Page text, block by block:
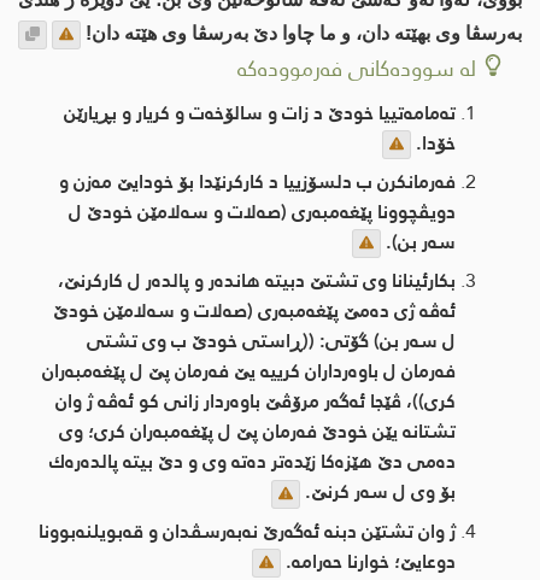
به‌رسڤا وی بهێته‌ دان، و ما چاوا دێ به‌رسڤا وی هێته‌ دان!
لە سوودەکانی فەرموودەکە
ته‌مامه‌تییا خودێ د زات و سالۆخه‌ت و كریار و بڕیارێن
خۆدا.
فه‌رمانكرن ب دلسۆزییا د كاركرنێدا بۆ خودایێ مه‌زن و
دویڤچوونا پێغه‌مبه‌ری (صه‌لات و سه‌لامێن خودێ ل
سه‌ر بن).
بكارئینانا وی تشتێ دبیته‌ هانده‌ر و پالده‌ر ل كاركرنێ،
ئه‌ڤه‌ ژی ده‌مێ پێغه‌مبه‌ری (صه‌لات و سه‌لامێن خودێ
ل سه‌ر بن) گۆتی: ((ڕاستی خودێ ب وی تشتی
فەرمان ل باوەرداران کرییە یێ فەرمان پێ ل پێغەمبەران
کری))، ڤێجا ئه‌گه‌ر مرۆڤێ باوه‌ردار زانی كو ئه‌ڤه‌ ژ وان
تشتانه‌ یێن خودێ فه‌رمان پێ ل پێغه‌مبه‌ران كری؛ وی
ده‌می دێ هێزه‌كا زێده‌تر ده‌ته‌ وی و دێ بیته‌ پالده‌ره‌ك
بۆ وی ل سه‌ر كرنێ.
ژ وان تشتێن دبنه‌ ئه‌گه‌رێ نەبه‌رسڤدان و قه‌بویلنەبوونا
دوعایێ؛ خوارنا حه‌رامه‌.